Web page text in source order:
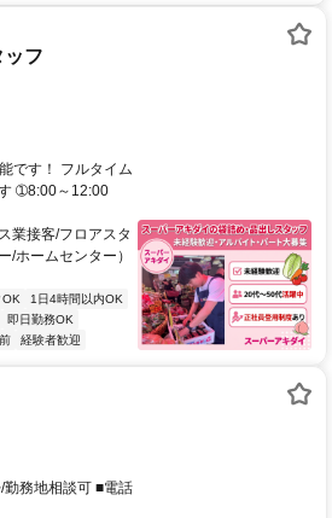
ッフ
です！ フルタイム
➀8:00～12:00
業接客/フロアスタ
/ホームセンター）
OK
1日4時間以内OK
即日勤務OK
経験者歓迎
勤務地相談可 ■電話